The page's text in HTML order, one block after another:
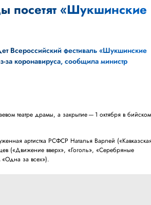
посетят «Шукшинские
Всероссийский фестиваль «Шукшинские
за коронавируса, сообщила министр
театре драмы, а закрытие — 1 октября в бийском
артистка РСФСР Наталья Варлей
(«Движение вверх», «Гоголь», «Серебряные
«Одна за всех»).